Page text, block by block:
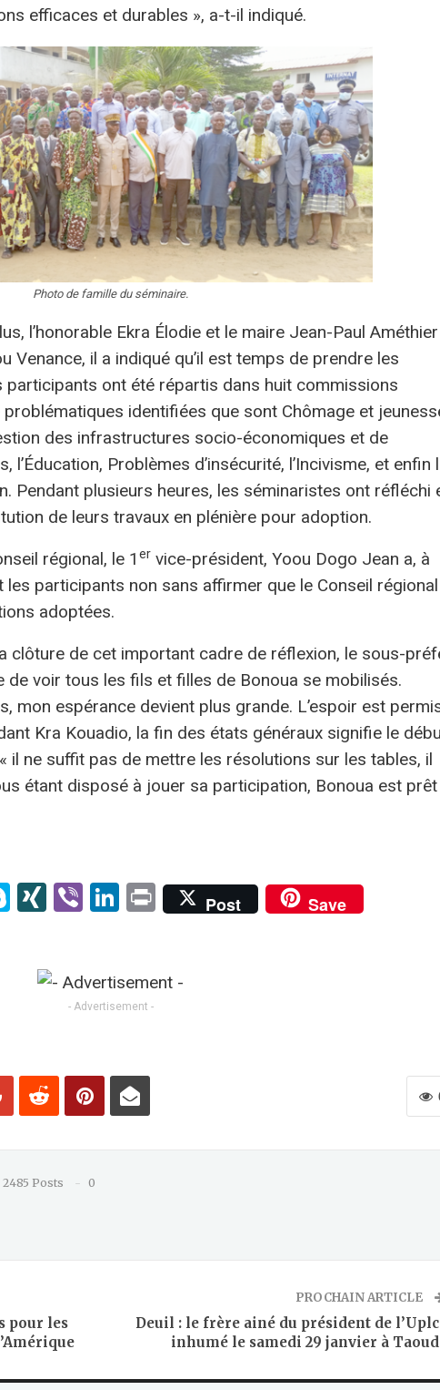
efficaces et durables », a-t-il indiqué.
Photo de famille du séminaire.
l’honorable Ekra Élodie et le maire Jean-Paul
Venance, il a indiqué qu’il est temps de prendre les
participants ont été répartis dans huit commissions
identifiées que sont Chômage et
des infrastructures socio-économiques et de
l’Éducation, Problèmes d’insécurité, l’Incivisme, et enfin
Pendant plusieurs heures, les séminaristes ont réfléchi
de leurs travaux en plénière pour adoption.
régional, le 1 er vice-président, Yoou Dogo Jean a, à
participants non sans affirmer que le Conseil régional
adoptées.
clôture de cet important cadre de réflexion, le sous-
de voir tous les fils et filles de Bonoua se mobilisés.
mon espérance devient plus grande. L’espoir est
Kra Kouadio, la fin des états généraux signifie le
il ne suffit pas de mettre les résolutions sur les tables, il
étant disposé à jouer sa participation, Bonoua est prêt
SkypeXINGViberLinkedIn
PrintPost
Save
- Advertisement -
2485 Posts
0
pour les
PROCHAIN ARTICLE
Deuil : le frère ainé du président de
inhumé le samedi 29 janvier à